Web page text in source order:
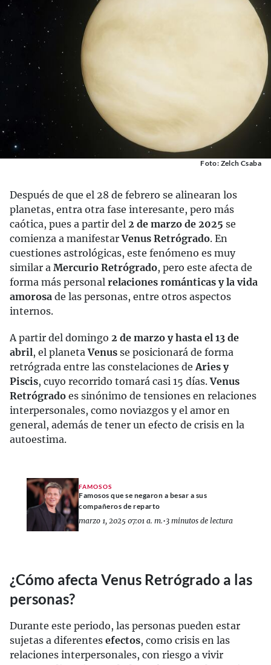
Foto: Zelch Csaba
Después de que el 28 de febrero se alinearan los
planetas, entra otra fase interesante, pero más
caótica, pues a partir del 2 de marzo de 2025 se
comienza a manifestarVenus Retrógrado. En
cuestiones astrológicas, este fenómeno es muy
similar a Mercurio Retrógrado, pero este afecta de
forma más personal relaciones románticas y la vida
amorosa de las personas, entre otros aspectos
internos.
A partir del domingo 2 de marzo y hasta el 13 de
abril, el planetaVenus se posicionará de forma
retrógrada entre las constelaciones deAries y
Piscis, cuyo recorrido tomará casi 15 días.Venus
Retrógrado es sinónimo de tensiones en relaciones
interpersonales, como noviazgos y el amor en
general, además de tener un efecto de crisis en la
autoestima.
FAMOSOS
Famosos que se negaron a besar a sus
compañeros de reparto
marzo 1, 2025 07:01 a. m.•3 minutos de lectura
¿Cómo afecta Venus Retrógrado a las
personas?
Durante este periodo, las personas pueden estar
sujetas a diferentes efectos, como crisis en las
relaciones interpersonales, con riesgo a vivir